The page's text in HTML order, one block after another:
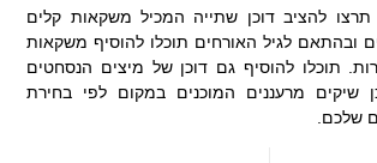
להציב דוכן שתייה המכיל משקאות קלים
ובהתאם לגיל האורחים תוכלו להוסיף משקאות
תוכלו להוסיף גם דוכן של מיצים הנסחטים
שיקים מרעננים המוכנים במקום לפי בחירת
שלכם.